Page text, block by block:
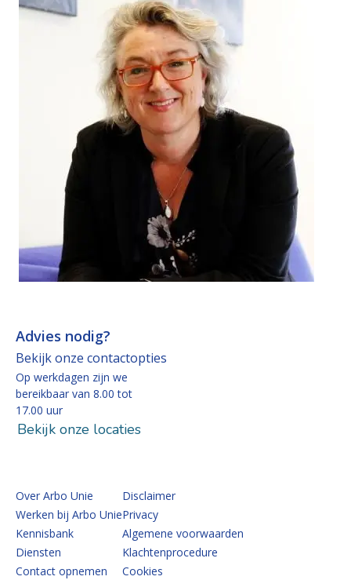
Advies nodig?
Bekijk onze contactopties
Op werkdagen zijn we
bereikbaar van 8.00 tot
17.00 uur
Bekijk onze locaties
Over Arbo Unie
Werken bij Arbo Unie
Kennisbank
Diensten
Contact opnemen
Disclaimer
Privacy
Algemene voorwaarden
Klachtenprocedure
Cookies